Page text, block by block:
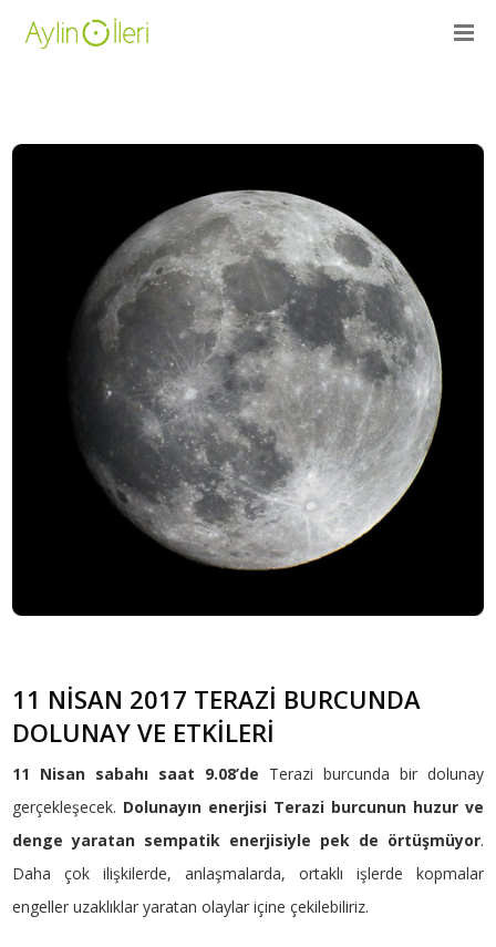
11 NİSAN 2017 TERAZİ BURCUNDA
DOLUNAY VE ETKİLERİ
11 Nisan sabahı saat 9.08’de Terazi burcunda bir dolunay
gerçekleşecek. Dolunayın enerjisi Terazi burcunun huzur ve
denge yaratan sempatik enerjisiyle pek de örtüşmüyor.
Daha çok ilişkilerde, anlaşmalarda, ortaklı işlerde kopmalar
engeller uzaklıklar yaratan olaylar içine çekilebiliriz.